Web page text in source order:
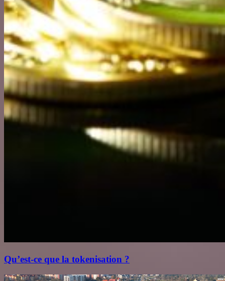
Qu’est‑ce que la tokenisation ?